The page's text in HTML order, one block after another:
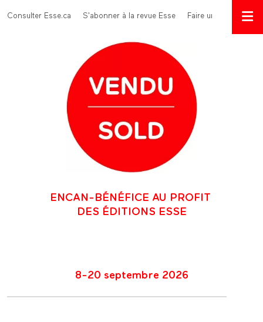
Menu Top
Consulter Esse.ca S'abonner à la revue Esse Faire un don
ENCAN-BÉNÉFICE AU PROFIT
DES ÉDITIONS ESSE
8-20 septembre 2026